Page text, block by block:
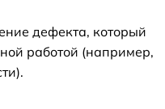
дефекта, который
работой (например,